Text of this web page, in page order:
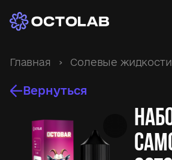
Главная › Солевые жидкости
Вернуться